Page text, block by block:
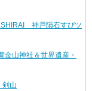
SHIRAI 神戸隕石すぴツ
山神社＆世界遺産・
山